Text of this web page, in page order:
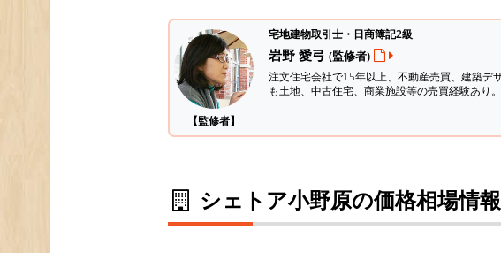
【監修者】
宅地建物取引士・日商簿記2級
岩野 愛弓 (監修者)
注文住宅会社で15年以上、不動産売買、建築デ
も土地、中古住宅、商業施設等の売買経験あり
シェトア小野原の価格相場情報